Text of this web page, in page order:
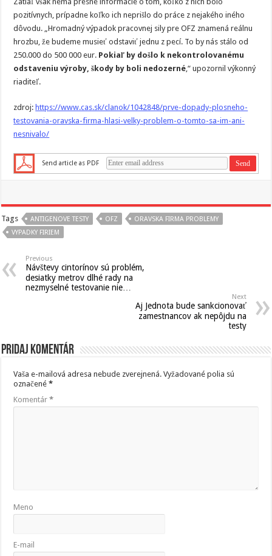
pozitívnych, prípadne koľko ich neprišlo do práce z nejakého iného
dôvodu. „Hromadný výpadok pracovnej sily pre OFZ znamená reálnu
hrozbu, že budeme musieť odstaviť jednu z pecí. To by nás stálo od
250.000 do 500 000 eur. Pokiaľ by došlo k nekontrolovanému
odstaveniu výroby, škody by boli nedozerné,“ upozornil výkonný
riaditeľ.
zdroj: https://www.cas.sk/clanok/1042848/prve-dopady-plosneho-
testovania-oravska-firma-hlasi-velky-problem-o-tomto-sa-im-ani-
nesnivalo/
Send article as PDF
Tags ANTIGENOVE TESTY OFZ
ORAVSKA FIRMA PROBLEMY
VYPADKY FIRIEM
Previous
Návštevy cintorínov sú problém,
desiatky metrov dlhé rady na
nezmyselné testovanie nie…
Next
Aj Jednota bude sankcionovať
zamestnancov ak nepôjdu na
testy
Pridaj komentár
Vaša e-mailová adresa nebude zverejnená. Vyžadované polia sú
označené*
Komentár*
Meno
E-mail